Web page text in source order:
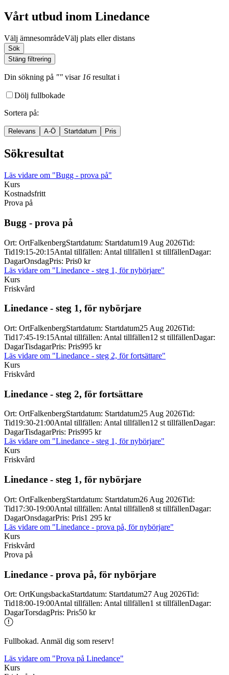
Vårt utbud inom Linedance
Välj ämnesområdeVälj plats eller distans
Sök
Stäng filtrering
Din sökning på "" visar 16 resultat i
Dölj fullbokade
Sortera på:
Relevans A-Ö Startdatum Pris
Sökresultat
Läs vidare om "Bugg - prova på"
Kurs
Kostnadsfritt
Prova på
Bugg - prova på
Ort: OrtFalkenbergStartdatum: Startdatum19 Aug 2026Tid:
Tid19:15-20:15Antal tillfällen: Antal tillfällen1 st tillfällenDagar:
DagarOnsdagPris: Pris0 kr
Läs vidare om "Linedance - steg 1, för nybörjare"
Kurs
Friskvård
Linedance - steg 1, för nybörjare
Ort: OrtFalkenbergStartdatum: Startdatum25 Aug 2026Tid:
Tid17:45-19:15Antal tillfällen: Antal tillfällen12 st tillfällenDagar:
DagarTisdagarPris: Pris995 kr
Läs vidare om "Linedance - steg 2, för fortsättare"
Kurs
Friskvård
Linedance - steg 2, för fortsättare
Ort: OrtFalkenbergStartdatum: Startdatum25 Aug 2026Tid:
Tid19:30-21:00Antal tillfällen: Antal tillfällen12 st tillfällenDagar:
DagarTisdagarPris: Pris995 kr
Läs vidare om "Linedance - steg 1, för nybörjare"
Kurs
Friskvård
Linedance - steg 1, för nybörjare
Ort: OrtFalkenbergStartdatum: Startdatum26 Aug 2026Tid:
Tid17:30-19:00Antal tillfällen: Antal tillfällen8 st tillfällenDagar:
DagarOnsdagarPris: Pris1 295 kr
Läs vidare om "Linedance - prova på, för nybörjare"
Kurs
Friskvård
Prova på
Linedance - prova på, för nybörjare
Ort: OrtKungsbackaStartdatum: Startdatum27 Aug 2026Tid:
Tid18:00-19:00Antal tillfällen: Antal tillfällen1 st tillfällenDagar:
DagarTorsdagPris: Pris50 kr
Fullbokad. Anmäl dig som reserv!
Läs vidare om "Prova på Linedance"
Kurs